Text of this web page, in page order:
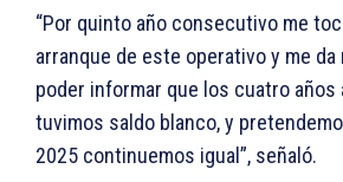
“Por quinto año consecutivo me
arranque de este operativo y me
poder informar que los cuatro años
tuvimos saldo blanco, y
2025 continuemos igual”, señaló.